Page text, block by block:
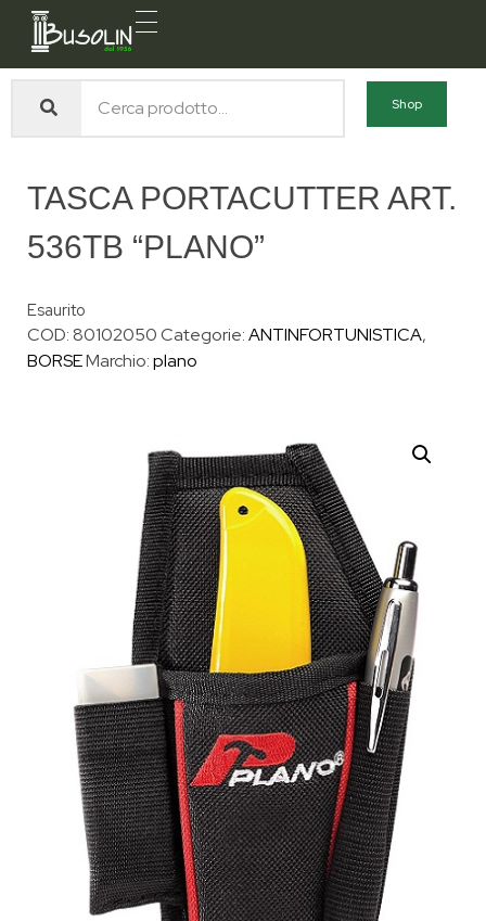
Busolin S.R.L.
Shop
TASCA PORTACUTTER ART.
536TB “PLANO”
Esaurito
COD:80102050Categorie:ANTINFORTUNISTICA,
BORSEMarchio:plano